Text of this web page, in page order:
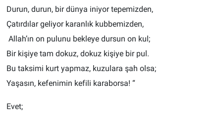
Durun, durun, bir dünya iniyor tepemizden,
Çatırdılar geliyor karanlık kubbemizden,
Allah’ın on pulunu bekleye dursun on kul;
Bir kişiye tam dokuz, dokuz kişiye bir pul.
Bu taksimi kurt yapmaz, kuzulara şah olsa;
Yaşasın, kefenimin kefili karaborsa! “
Evet;
Güvenlik
Bölge